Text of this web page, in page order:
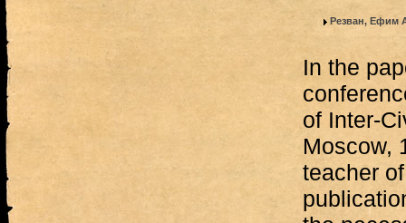
Резван, Ефим
In the
of Inter-
Moscow,
teacher